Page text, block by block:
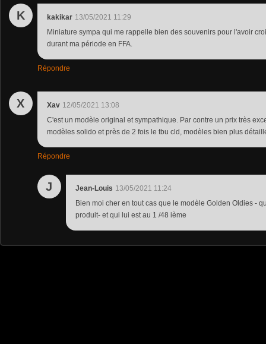
K kakikar 13/05/2021 11:29
Miniature sympa qui me rappelle bien des souvenirs pour l'avoir
durant ma période en FFA.
Répondre
X Xav 12/05/2021 13:08
C'est un modèle original et sympathique. Par contre un prix très
modèles solido et près de 2 fois le tbu cld, modèles bien plus
Répondre
J Jean-Louis 13/05/2021 11:24
Bien moi cher en tout cas que le modèle Golden Oldies -
produit- et qui lui est au 1 /48 ième